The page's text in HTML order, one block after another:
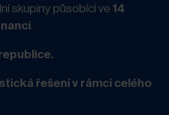
skupiny působící ve 14
řešení v rámci celého